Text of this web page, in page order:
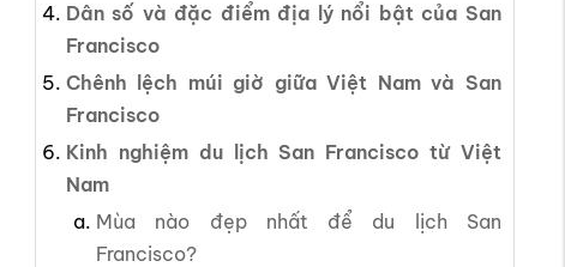
Dân số và đặc điểm địa lý nổi bật của San
Francisco
Chênh lệch múi giờ giữa Việt Nam và San
Francisco
Kinh nghiệm du lịch San Francisco từ Việt
Nam
Mùa nào đẹp nhất để du lịch San
Francisco?